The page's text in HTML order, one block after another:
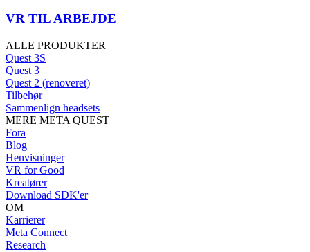
VR TIL ARBEJDE
ALLE PRODUKTER
Quest 3S
Quest 3
Quest 2 (renoveret)
Tilbehør
Sammenlign headsets
MERE META QUEST
Fora
Blog
Henvisninger
VR for Good
Kreatører
Download SDK'er
OM
Karrierer
Meta Connect
Research